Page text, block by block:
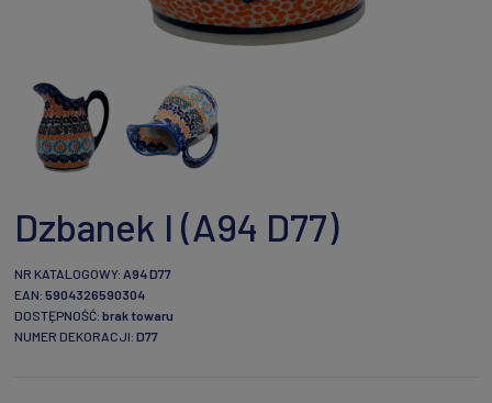
Dzbanek I (A94 D77)
NR KATALOGOWY: A94 D77
EAN: 5904326590304
DOSTĘPNOŚĆ: brak towaru
NUMER DEKORACJI: D77